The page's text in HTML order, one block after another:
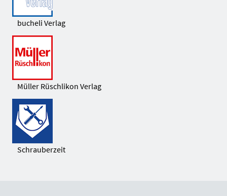
bucheli Verlag
Müller Rüschlikon Verlag
Schrauberzeit